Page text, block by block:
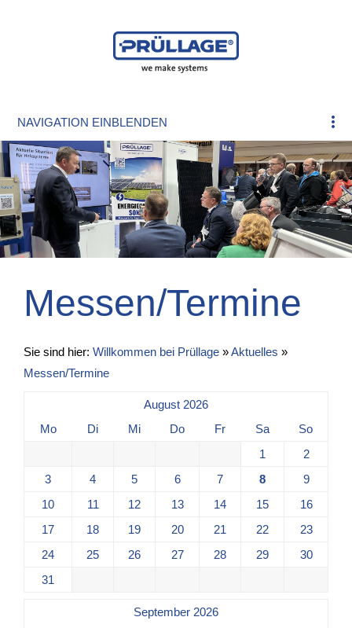
NAVIGATION EINBLENDEN
Messen/Termine
Sie sind hier: Willkommen bei Prüllage »Aktuelles »
Messen/Termine
August 2026
Mo
Di Mi Do Fr Sa
So
1
2
3
4 5 6 7 8
9
10
11 12 13 14 15
16
17
18 19 20 21 22
23
24
25 26 27 28 29
30
31
September 2026